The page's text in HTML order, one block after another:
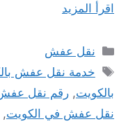
اقرأ المزيد
التصنيفات
نقل عفش
الوسوم
خدمة نقل عفش
بالكويت, رقم نقل
نقل عفش في الكويت,